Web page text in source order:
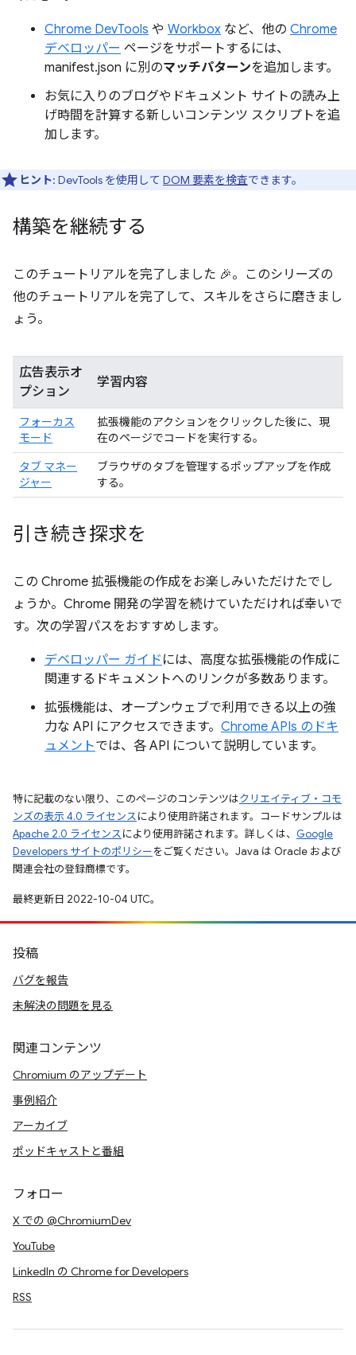
Chrome DevTools や Workbox など、他の Chrome
デベロッパー ページをサポートするには、
manifest.json に別のマッチパターンを追加します。
お気に入りのブログやドキュメント サイトの読み上
げ時間を計算する新しいコンテンツ スクリプトを追
加します。
ヒント: DevTools を使用して DOM 要素を検査できます。
構築を継続する
このチュートリアルを完了しました 🎉。このシリーズの
他のチュートリアルを完了して、スキルをさらに磨きまし
ょう。
広告表示オ
プション
学習内容
フォーカス
モード
拡張機能のアクションをクリックした後に、現
在のページでコードを実行する。
タブ マネー
ジャー
ブラウザのタブを管理するポップアップを作成
する。
引き続き探求を
この Chrome 拡張機能の作成をお楽しみいただけたでし
ょうか。Chrome 開発の学習を続けていただければ幸いで
す。次の学習パスをおすすめします。
デベロッパー ガイド には、高度な拡張機能の作成に
関連するドキュメントへのリンクが多数あります。
拡張機能は、オープンウェブで利用できる以上の強
力な API にアクセスできます。 Chrome APIs のドキ
ュメントでは、各 API について説明しています。
特に記載のない限り、このページのコンテンツはクリエイティブ・コモ
ンズの表示 4.0 ライセンスにより使用許諾されます。コードサンプルは
Apache 2.0 ライセンスにより使用許諾されます。詳しくは、 Google
Developers サイトのポリシーをご覧ください。Java は Oracle および
関連会社の登録商標です。
最終更新日 2022-10-04 UTC。
投稿
バグを報告
未解決の問題を見る
関連コンテンツ
Chromium のアップデート
事例紹介
アーカイブ
ポッドキャストと番組
フォロー
X での @ChromiumDev
YouTube
LinkedIn の Chrome for Developers
RSS